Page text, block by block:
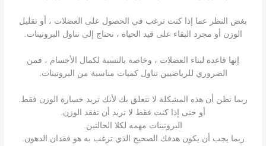
بغض النظر عما إذا كنت ترغب في الحصول على العضلات ، أو تقليل
الوزن أو مجرد البقاء على قيد الحياة ، تحتاج إلى تناول البروتينات.
إنها قاعدة لبناء العضلات ، وخاصة بالنسبة لكمال الأجسام ، فمن
الضروري للرياضيين تناول كميات مناسبة من البروتينات.
ربما تظن أن هذه المشكلة لا تتعلق بك لأنك تريد خسارة الوزن فقط.
أو حتى إذا كنت فقط لا تريد أن تفقد الوزن.
البروتينات مهمه لكلا الحالتين.
ربما يجب أن يكون هدفك الصحيح الذي ترغب به هو فقدان الدهون.